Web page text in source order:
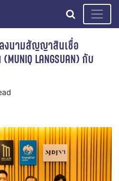
search
งนามสัญญาสินเชื่อ
LANGSUAN) กับ